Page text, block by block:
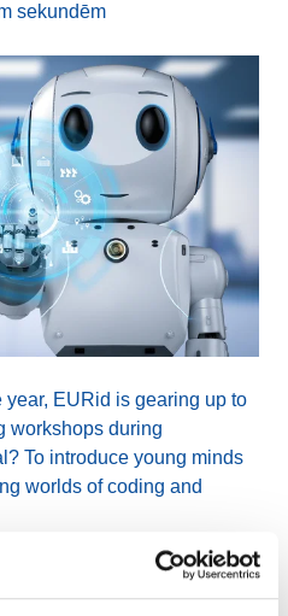
sekundēm
EURid is gearing up to
workshops during
To introduce young minds
worlds of coding and